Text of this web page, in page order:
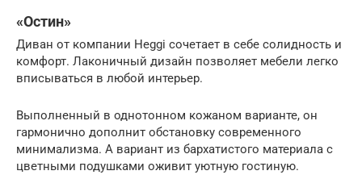
«Остин»
Диван от компании Heggi сочетает в себе солидность и
комфорт. Лаконичный дизайн позволяет мебели легко
вписываться в любой интерьер.
Выполненный в однотонном кожаном варианте, он
гармонично дополнит обстановку современного
минимализма. А вариант из бархатистого материала с
цветными подушками оживит уютную гостиную.